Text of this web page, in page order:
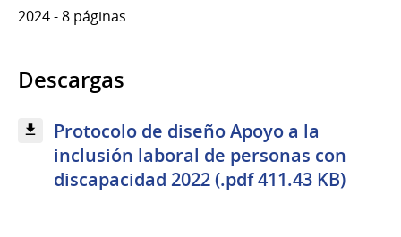
2024 - 8 páginas
Descargas
Protocolo de diseño Apoyo a la
inclusión laboral de personas con
discapacidad 2022 (.pdf 411.43 KB)